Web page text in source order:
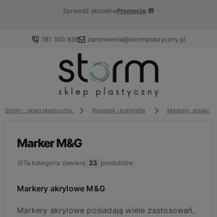
Sprawdź aktualnePromocje 🎁
781 350 938 zamowienia@stormplastyczny.pl
Zaloguj się
Wybierz coś dla siebie z naszej aktualnej oferty lub
poprzedniej sesji.
Storm - sklep plastyczny Rysunek i kaligrafia Markery, pisaki i
Marker M&G
🛒Ta kategoria zawiera 23 produktów
Markery akrylowe M&G
Markery akrylowe posiadają wiele zastosowań,